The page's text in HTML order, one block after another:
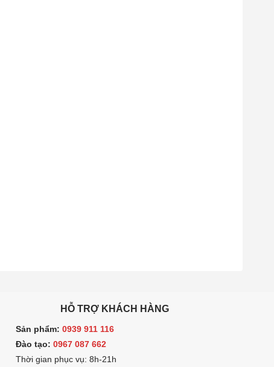
HỖ TRỢ KHÁCH HÀNG
Sản phẩm: 0939 911 116
Đào tạo: 0967 087 662
Thời gian phục vụ: 8h-21h